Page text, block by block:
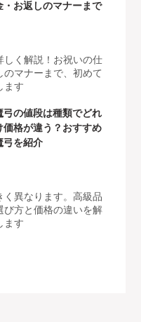
・お返しのマナーまで
しく解説！お祝いの仕
マナーまで、初めて
ます
弓の値段は種類でどれ
価格が違う？おすすめ
弓を紹介
異なります。高級品
び方と価格の違いを解
ます